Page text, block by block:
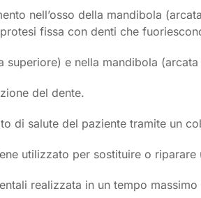
nell’osso della mandibola
fissa con denti che
superiore) e nella mandibola
del dente.
di salute del paziente tramite un
utilizzato per sostituire o riparare
realizzata in un tempo